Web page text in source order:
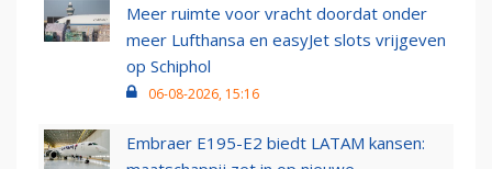
Meer ruimte voor vracht doordat onder
meer Lufthansa en easyJet slots vrijgeven
op Schiphol
06-08-2026, 15:16
Embraer E195-E2 biedt LATAM kansen: